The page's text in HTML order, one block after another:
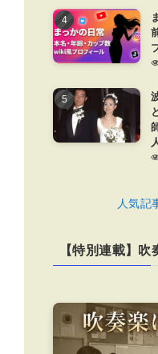
人気記
【特別連載】